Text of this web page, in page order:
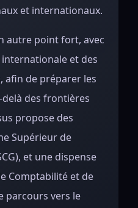
et internationaux.
autre point fort, avec
et des
afin de préparer les
des frontières
propose des
Supérieur de
et une dispense
Comptabilité et de
parcours vers le